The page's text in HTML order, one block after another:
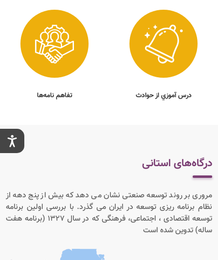
درس آموزي از حوادث تفاهم نامه‌ها
درگاه‌های استانی
مروری بر روند توسعه صنعتی نشان می دهد که بیش از پنج دهه از
نظام برنامه ریزی توسعه در ایران می گذرد. با بررسی اولین برنامه
توسعه اقتصادی ، اجتماعی، فرهنگی که در سال 1327 (برنامه هفت
ساله) تدوین شده است